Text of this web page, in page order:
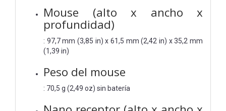
Mouse (alto x ancho x
profundidad)
: 97,7 mm (3,85 in) x 61,5 mm (2,42 in) x 35,2 mm
(1,39 in)
Peso del mouse
: 70,5 g (2,49 oz) sin batería